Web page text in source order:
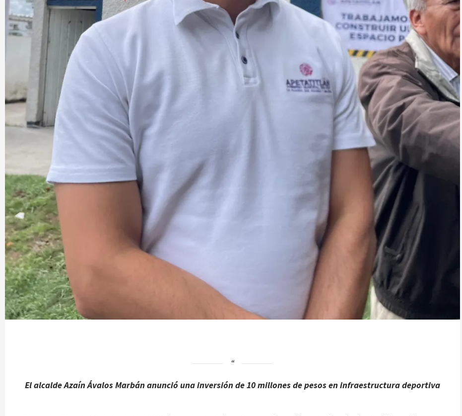
El alcalde Azaín Ávalos Marbán anunció una inversión de 10 millones de pesos en infraestructura deportiva